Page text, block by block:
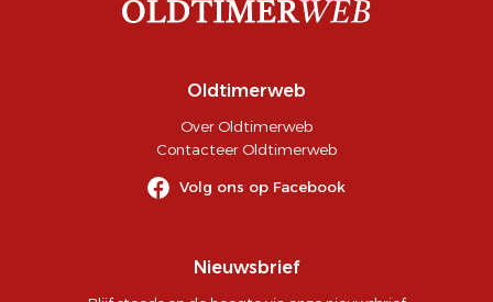
Oldtimerweb
Over Oldtimerweb
Contacteer Oldtimerweb
Volg ons op Facebook
Nieuwsbrief